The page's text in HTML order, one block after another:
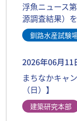
浮魚ニュース
源調査結果）
釧路水産試験
2026年06月11
まちなかキャ
（日）】
建築研究本部